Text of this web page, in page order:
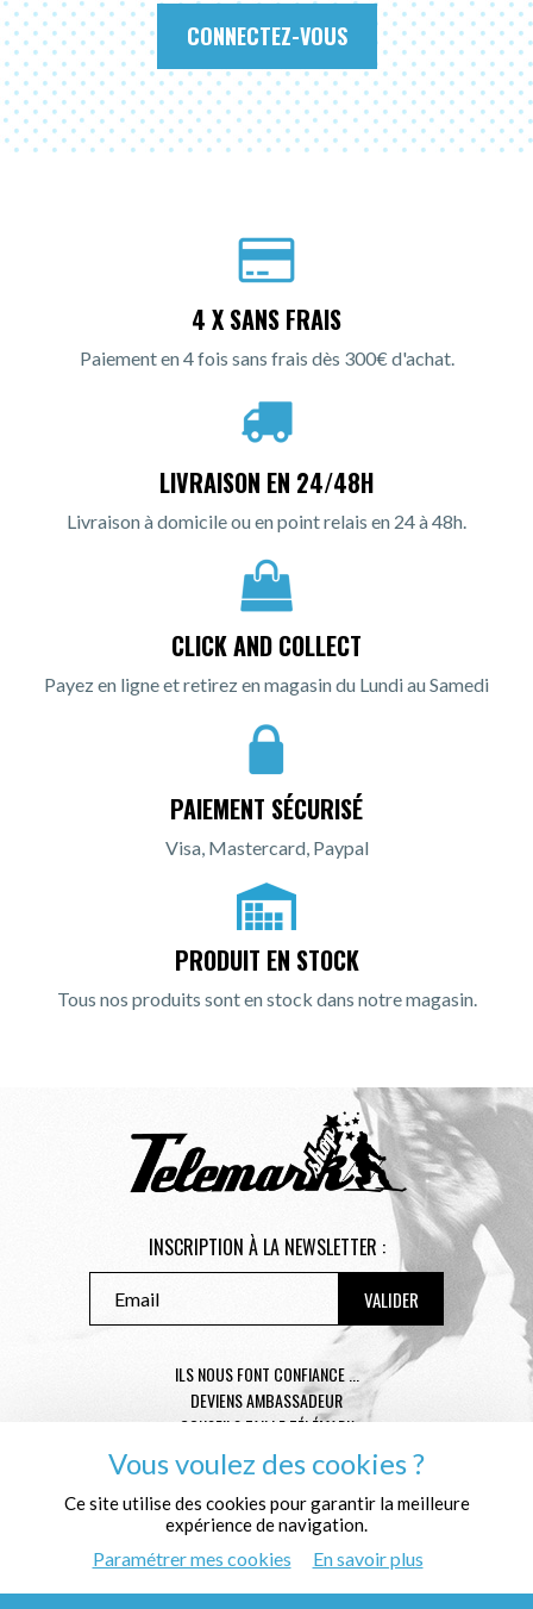
CONNECTEZ-VOUS
4 X SANS FRAIS
Paiement en 4 fois sans frais dès 300€ d'achat.
LIVRAISON EN 24/48H
Livraison à domicile ou en point relais en 24 à 48h.
CLICK AND COLLECT
Payez en ligne et retirez en magasin du Lundi au Samedi
PAIEMENT SÉCURISÉ
Visa, Mastercard, Paypal
PRODUIT EN STOCK
Tous nos produits sont en stock dans notre magasin.
INSCRIPTION À LA NEWSLETTER :
ILS NOUS FONT CONFIANCE ...
DEVIENS AMBASSADEUR
CONSEILS TAILLE TÉLÉMARK
CONDITIONS GÉNÉRALES DE VENTE
MENTIONS LÉGALES
POLITIQUE DE CONFIDENTIALITÉ
QUI SOMMES NOUS ?
Vous voulez des cookies ?
Ce site utilise des cookies pour garantir la meilleure
expérience de navigation.
Paramétrer mes cookies En savoir plus